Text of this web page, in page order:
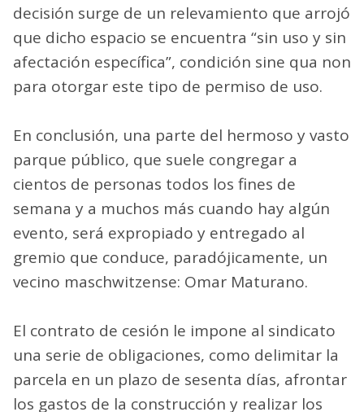
decisión surge de un relevamiento que arrojó
que dicho espacio se encuentra “sin uso y sin
afectación específica”, condición sine qua non
para otorgar este tipo de permiso de uso.
En conclusión, una parte del hermoso y vasto
parque público, que suele congregar a
cientos de personas todos los fines de
semana y a muchos más cuando hay algún
evento, será expropiado y entregado al
gremio que conduce, paradójicamente, un
vecino maschwitzense: Omar Maturano.
El contrato de cesión le impone al sindicato
una serie de obligaciones, como delimitar la
parcela en un plazo de sesenta días, afrontar
los gastos de la construcción y realizar los